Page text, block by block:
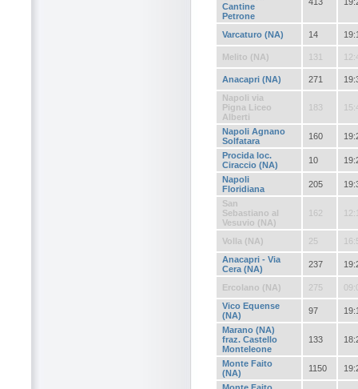
Cantine
Petrone
Varcaturo (NA) 14
Melito (NA) 131
Anacapri (NA) 271
Napoli via
Pigna Liceo
Alberti
183
Napoli Agnano
Solfatara
160
Procida loc.
Ciraccio (NA)
10
Napoli
Floridiana
205
San
Sebastiano al
Vesuvio (NA)
162
Volla (NA) 25
Anacapri - Via
Cera (NA)
237
Ercolano (NA) 275
Vico Equense
(NA)
97
Marano (NA)
fraz. Castello
Monteleone
133
Monte Faito
(NA)
1150